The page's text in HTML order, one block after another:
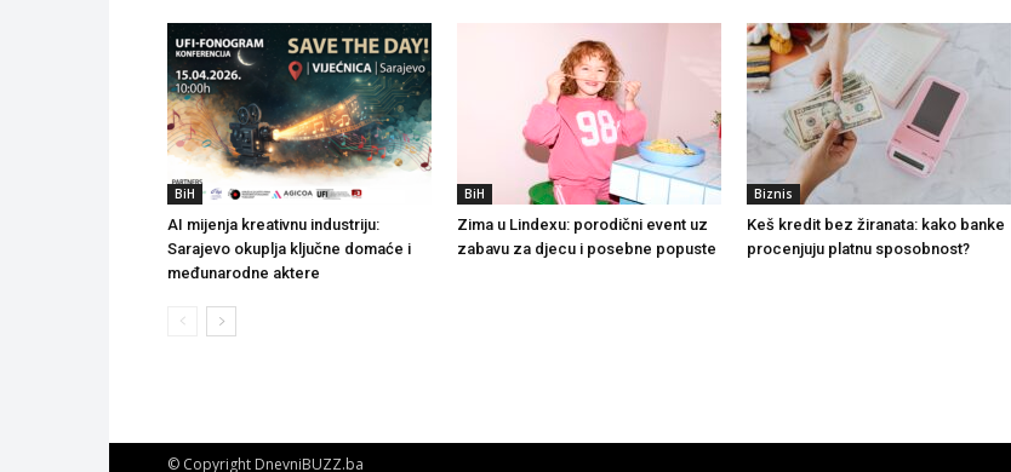
BiH
AI mijenja kreativnu industriju:
Sarajevo okuplja ključne domaće i
međunarodne aktere
BiH
Zima u Lindexu: porodični event uz
zabavu za djecu i posebne popuste
Biznis
Keš kredit bez žiranata: kako banke
procenjuju platnu sposobnost?
© Copyright DnevniBUZZ.ba